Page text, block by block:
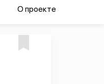
О проекте